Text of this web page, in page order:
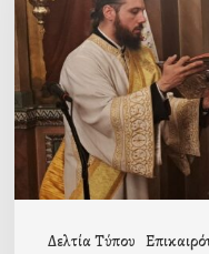
Δελτία Τύπου
Ι.Ν.
Κοιμήσεως
της
Θεοτόκου
Μαγούλας